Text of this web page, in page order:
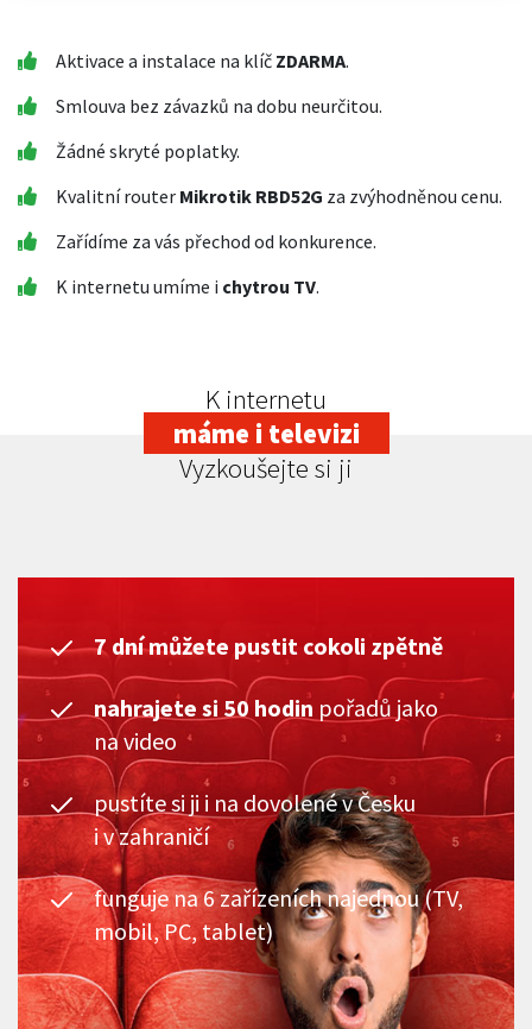
Aktivace a instalace na klíč ZDARMA.
Smlouva bez závazků na dobu neurčitou.
Žádné skryté poplatky.
Kvalitní router Mikrotik RBD52G za zvýhodněnou cenu.
Zařídíme za vás přechod od konkurence.
K internetu umíme i chytrou TV.
K internetu
máme i televizi
Vyzkoušejte si ji
7 dní můžete pustit cokoli zpětně
nahrajete si 50 hodin pořadů jako
na video
pustíte si ji i na dovolené v Česku
i v zahraničí
funguje na 6 zařízeních najednou (TV,
mobil, PC, tablet)